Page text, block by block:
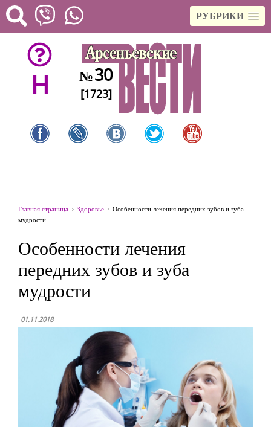
РУБРИКИ
H №30
[1723]
Главная страница Здоровье
Особенности лечения передних зубов и зуба
мудрости
Особенности лечения
передних зубов и зуба
мудрости
01.11.2018